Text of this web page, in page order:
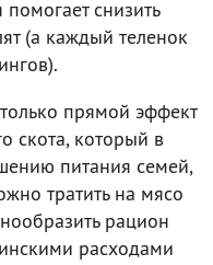
снизить
(а каждый теленок
прямой эффект
скота, который в
питания семей,
тратить на мясо
рацион
расходами